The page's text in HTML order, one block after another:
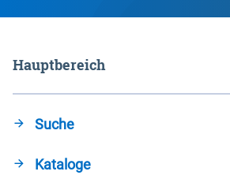
Hauptbereich
Suche
Kataloge